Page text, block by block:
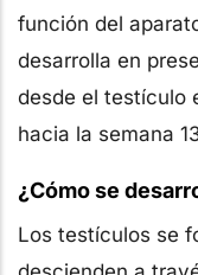
función del
desarrolla en
desde el testículo
hacia la semana
¿Cómo se
Los testículos se